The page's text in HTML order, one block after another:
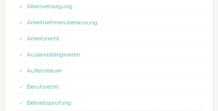
Altersversorgung
Arbeitnehmerüberlassung
Arbeitsrecht
Auslandstätigkeiten
Außensteuer
Berufsrecht
Betriebsprüfung